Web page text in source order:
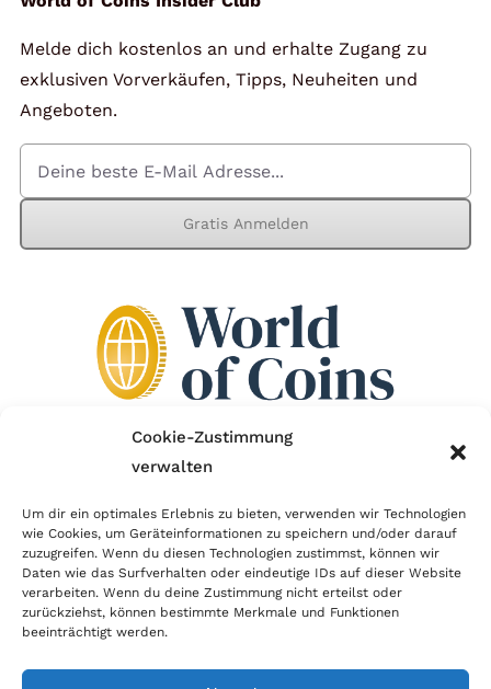
Cookie-Zustimmung
verwalten
Um dir ein optimales Erlebnis zu bieten, verwenden wir Technologien
wie Cookies, um Geräteinformationen zu speichern und/oder darauf
zuzugreifen. Wenn du diesen Technologien zustimmst, können wir
Daten wie das Surfverhalten oder eindeutige IDs auf dieser Website
verarbeiten. Wenn du deine Zustimmung nicht erteilst oder
zurückziehst, können bestimmte Merkmale und Funktionen
beeinträchtigt werden.
Melde dich kostenlos an und erhalte Zugang zu
exklusiven Vorverkäufen, Tipps, Neuheiten und
Angeboten.
Gratis Anmelden
Der Händlerbund setzt sich für sicheren und
erfolgreichen E-Commerce ein. Auch wir sind wie
viele Onlineshops im Netz Mitglied im Händlerbund
und unterstützen fairen Onlinehandel.